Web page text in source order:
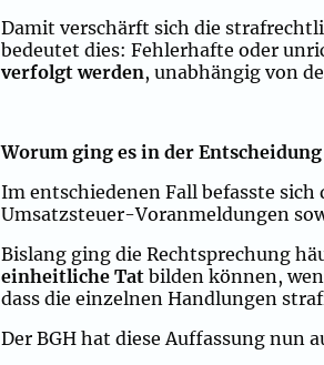
Damit verschärft sich die
bedeutet dies: Fehlerhafte oder
verfolgt werden, unabhängig von
Worum ging es in der
Im entschiedenen Fall befasste
Umsatzsteuer-Voranmeldungen
Bislang ging die Rechtsprechung
einheitliche Tat bilden können,
dass die einzelnen Handlungen
Der BGH hat diese Auffassung nun